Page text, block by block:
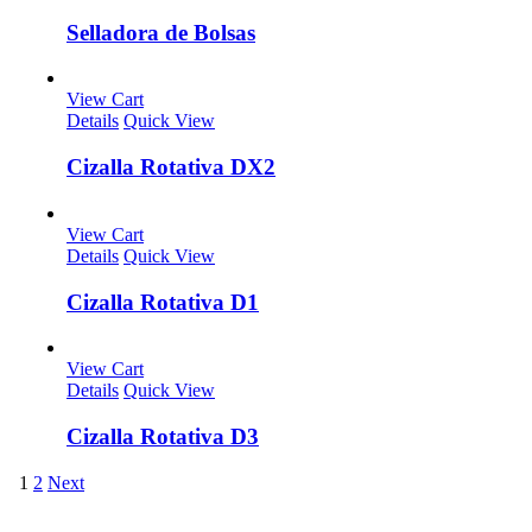
Selladora de Bolsas
View Cart
Details Quick View
Cizalla Rotativa DX2
View Cart
Details Quick View
Cizalla Rotativa D1
View Cart
Details Quick View
Cizalla Rotativa D3
1 2 Next